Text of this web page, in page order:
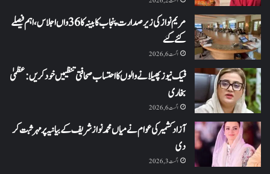
مریم نواز کی زیر صدارت پنجاب کابینہ کا 36واں اجلاس،اہم فیصلے
کئے گئے
اگست 6, 2026
فیک نیوز پھیلانے والوں کا احتساب صحافتی تنظیمیں خود کریں: عظمیٰ
بخاری
اگست 6, 2026
آزاد کشمیر کی عوام نے میاں محمد نواز شریف کے بیانیہ پر مہر ثبت کر
دی
اگست 3, 2026